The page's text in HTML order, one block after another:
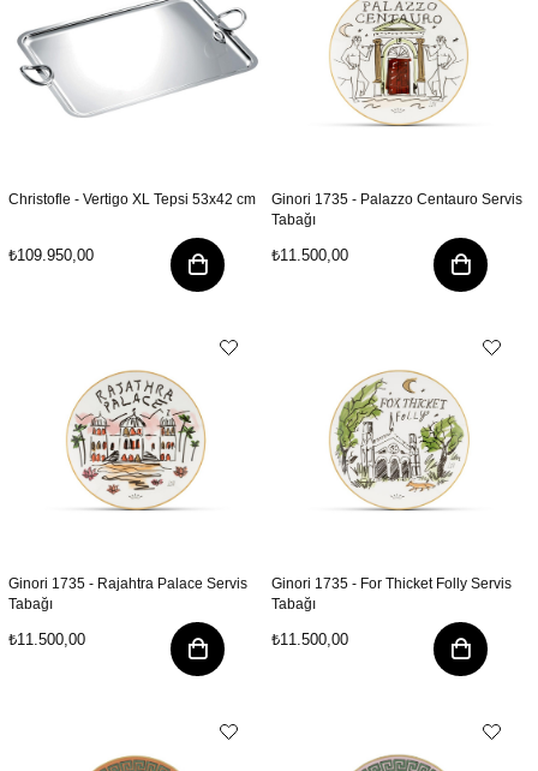
Christofle - Vertigo XL Tepsi 53x42 cm
₺109.950,00
Ginori 1735 - Palazzo Centauro Servis
Tabağı
₺11.500,00
Ginori 1735 - Rajahtra Palace Servis
Tabağı
₺11.500,00
Ginori 1735 - For Thicket Folly Servis
Tabağı
₺11.500,00